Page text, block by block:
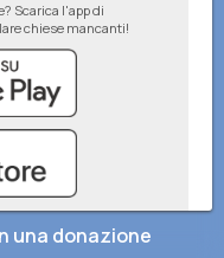
Scarica l'app di
chiese mancanti!
una donazione